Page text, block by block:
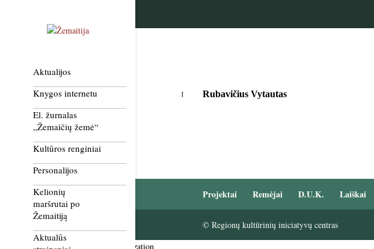
Aktualijos
Knygos internetu
El. žurnalas
„Žemaičių žemė“
Kultūros renginiai
Personalijos
Kelionių
maršrutai po
Žemaitiją
Aktualūs
Rubavičius Vytautas
Projektai Remėjai D.U.K. Laiškai
© Regionų kultūrinių iniciatyvų centras
Smush Image Compression and Optimization